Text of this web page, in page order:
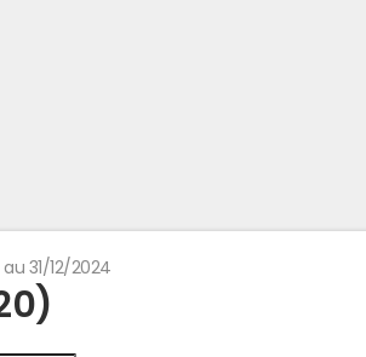
31/12/2024